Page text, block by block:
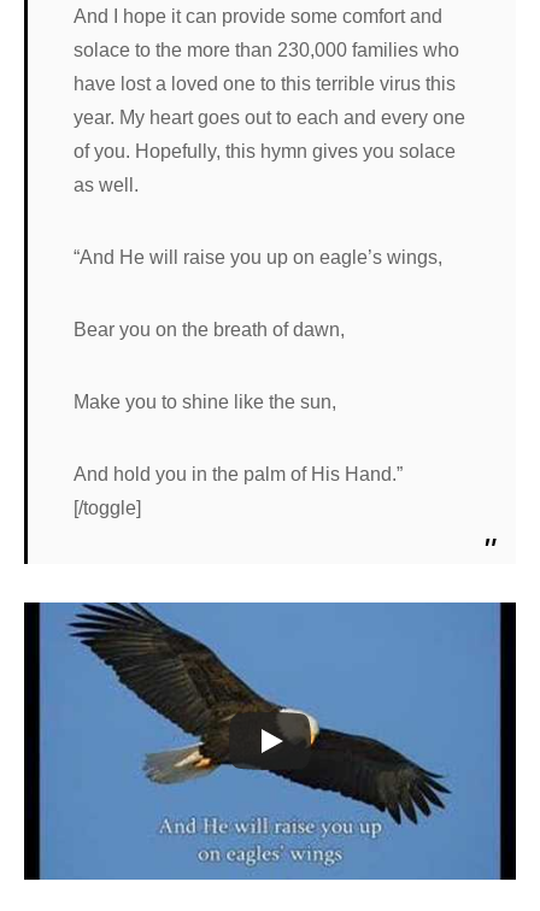
And I hope it can provide some comfort and
solace to the more than 230,000 families who
have lost a loved one to this terrible virus this
year. My heart goes out to each and every one
of you. Hopefully, this hymn gives you solace
as well.
“And He will raise you up on eagle’s wings,
Bear you on the breath of dawn,
Make you to shine like the sun,
And hold you in the palm of His Hand.”
[/toggle]